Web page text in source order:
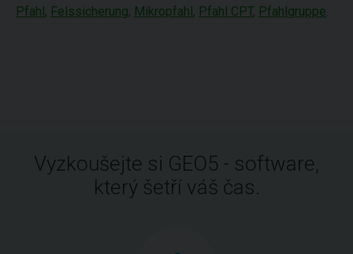
Pfahl, Felssicherung, Mikropfahl, Pfahl CPT, Pfahlgruppe
Vyzkoušejte si GEO5 - software,
který šetří váš čas.